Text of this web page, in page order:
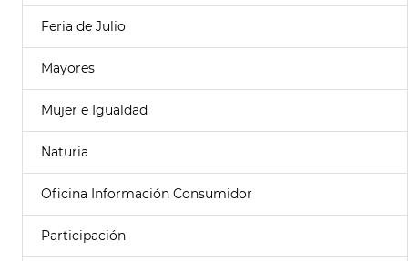
Feria de Julio
Mayores
Mujer e Igualdad
Naturia
Oficina Información Consumidor
Participación